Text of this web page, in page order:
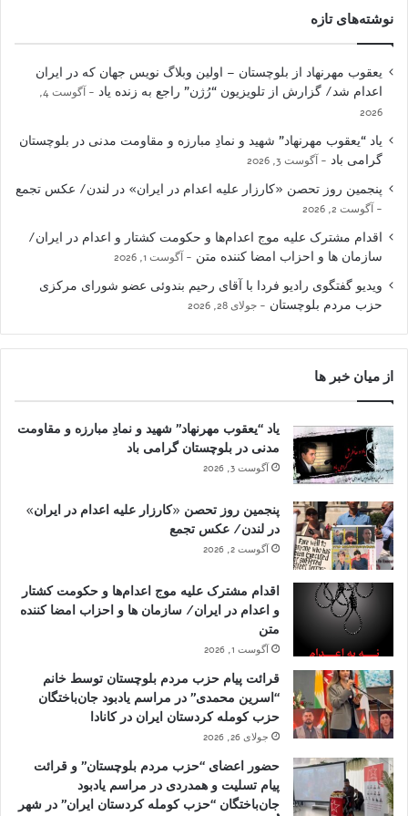
نوشته‌های تازه
یعقوب مهرنهاد از بلوچستان – اولین وبلاگ نویس جهان که در ایران
اعدام شد/ گزارش از تلویزیون “رُژن” راجع به زنده یاد
آگوست 4,
2026
یاد “یعقوب مهرنهاد” شهید و نمادِ مبارزه و مقاومت مدنی در بلوچستان
گرامی باد
آگوست 3, 2026
پنجمین روز تحصن «کارزار علیه اعدام در ایران» در لندن/ عکس تجمع
آگوست 2, 2026
اقدام مشترک علیه موج اعدام‌ها و حکومت کشتار و اعدام در ایران/
سازمان ها و احزاب امضا کننده متن
آگوست 1, 2026
ویدیو گفتگوی رادیو فردا با آقای رحیم بندوئی عضو شورای مرکزی
حزب مردم بلوچستان
جولای 28, 2026
از میان خبر ها
یاد “یعقوب مهرنهاد” شهید و نمادِ مبارزه و مقاومت
مدنی در بلوچستان گرامی باد
آگوست 3, 2026
پنجمین روز تحصن «کارزار علیه اعدام در ایران»
در لندن/ عکس تجمع
آگوست 2, 2026
اقدام مشترک علیه موج اعدام‌ها و حکومت کشتار
و اعدام در ایران/ سازمان ها و احزاب امضا کننده
متن
آگوست 1, 2026
قرائت پیام حزب مردم بلوچستان توسط خانم
“اسرین محمدی” در مراسم یادبود جان‌باختگان
حزب کومله کردستان ایران در کانادا
جولای 26, 2026
حضور اعضای “حزب مردم بلوچستان” و قرائت
پیام تسلیت و همدردی در مراسم یادبود
جان‌باختگان “حزب کومله کردستان ایران” در شهر